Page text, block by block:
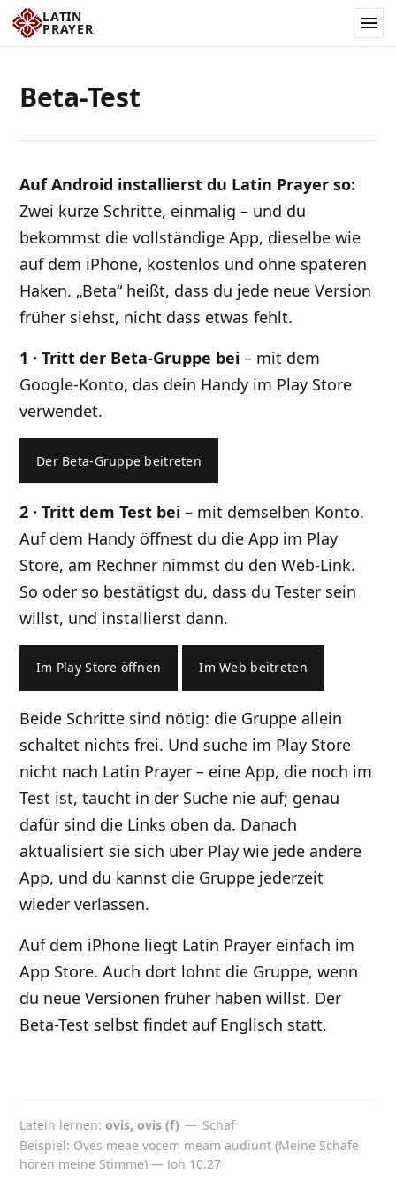
LATIN
PRAYER
Beta-Test
Auf Android installierst du Latin Prayer so:
Zwei kurze Schritte, einmalig – und du
bekommst die vollständige App, dieselbe wie
auf dem iPhone, kostenlos und ohne späteren
Haken. „Beta“ heißt, dass du jede neue Version
früher siehst, nicht dass etwas fehlt.
1 · Tritt der Beta-Gruppe bei – mit dem
Google-Konto, das dein Handy im Play Store
verwendet.
Der Beta-Gruppe beitreten
2 · Tritt dem Test bei – mit demselben Konto.
Auf dem Handy öffnest du die App im Play
Store, am Rechner nimmst du den Web-Link.
So oder so bestätigst du, dass du Tester sein
willst, und installierst dann.
Im Play Store öffnen Im Web beitreten
Beide Schritte sind nötig: die Gruppe allein
schaltet nichts frei. Und suche im Play Store
nicht nach Latin Prayer – eine App, die noch im
Test ist, taucht in der Suche nie auf; genau
dafür sind die Links oben da. Danach
aktualisiert sie sich über Play wie jede andere
App, und du kannst die Gruppe jederzeit
wieder verlassen.
Auf dem iPhone liegt Latin Prayer einfach im
App Store. Auch dort lohnt die Gruppe, wenn
du neue Versionen früher haben willst. Der
Beta-Test selbst findet auf Englisch statt.
Latein lernen ovis, ovis (f) — Schaf
Beispiel: Oves meae vocem meam audiunt (Meine Schafe
hören meine Stimme) — Joh 10,27